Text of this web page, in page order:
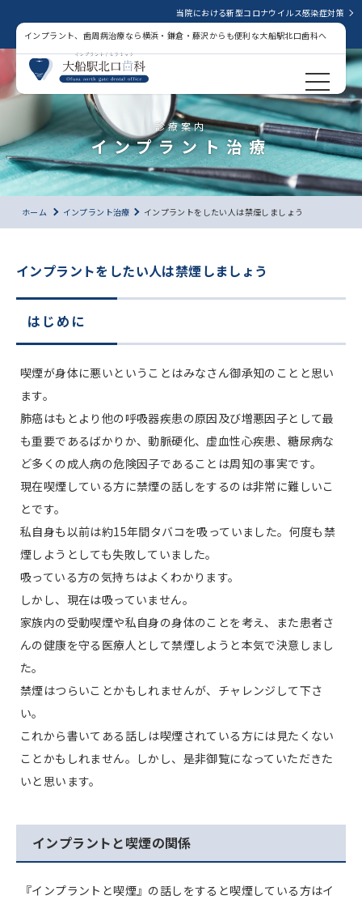
当院における新型コロナウイルス感染症対策
インプラント、歯周病治療なら横浜・鎌倉・藤沢からも便利な大船駅北口歯科へ
診療案内
インプラント治療
ホーム インプラント治療 インプラントをしたい人は禁煙しましょう
インプラントをしたい人は禁煙しましょう
はじめに
喫煙が身体に悪いということはみなさん御承知のことと思い
ます。
肺癌はもとより他の呼吸器疾患の原因及び増悪因子として最
も重要であるばかりか、動脈硬化、虚血性心疾患、糖尿病な
ど多くの成人病の危険因子であることは周知の事実です。
現在喫煙している方に禁煙の話しをするのは非常に難しいこ
とです。
私自身も以前は約15年間タバコを吸っていました。何度も禁
煙しようとしても失敗していました。
吸っている方の気持ちはよくわかります。
しかし、現在は吸っていません。
家族内の受動喫煙や私自身の身体のことを考え、また患者さ
んの健康を守る医療人として禁煙しようと本気で決意しまし
た。
禁煙はつらいことかもしれませんが、チャレンジして下さ
い。
これから書いてある話しは喫煙されている方には見たくない
ことかもしれません。しかし、是非御覧になっていただきた
いと思います。
インプラントと喫煙の関係
『インプラントと喫煙』の話しをすると喫煙している方はイ